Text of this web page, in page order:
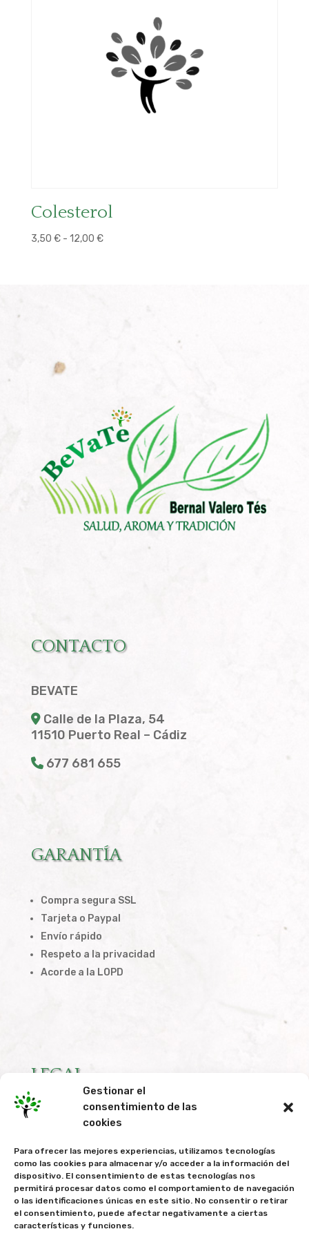
Gestionar el
consentimiento de las
cookies
Para ofrecer las mejores experiencias, utilizamos tecnologías
como las cookies para almacenar y/o acceder a la información del
dispositivo. El consentimiento de estas tecnologías nos
permitirá procesar datos como el comportamiento de navegación
o las identificaciones únicas en este sitio. No consentir o retirar
el consentimiento, puede afectar negativamente a ciertas
características y funciones.
Colesterol
3,50 € - 12,00 €Rango
CONTACTO
BEVATE
Calle de la Plaza, 54
11510 Puerto Real – Cádiz
677 681 655
GARANTÍA
Compra segura SSL
Tarjeta o Paypal
Envío rápido
Respeto a la privacidad
Acorde a la LOPD
LEGAL
Condiciones de Compra
Política de Cookies